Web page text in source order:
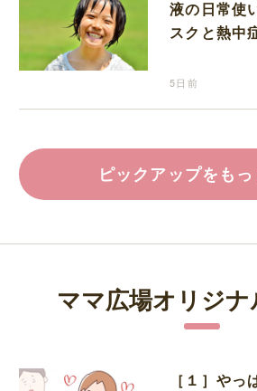
液の日常使
スクと熱中
5日前
ピックアップをも
ママ広場オリジ
［１］や